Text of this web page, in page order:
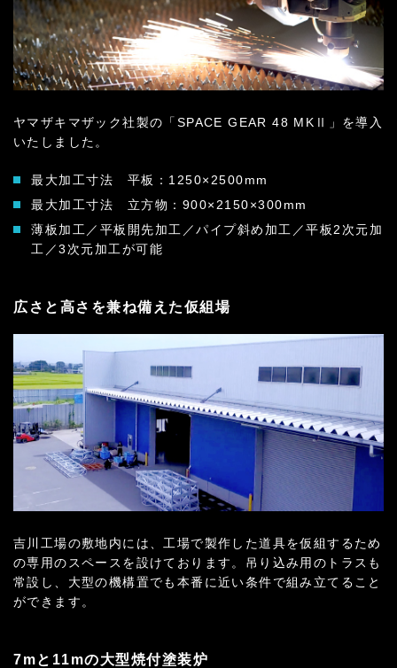
ヤマザキマザック社製の「SPACE GEAR 48 MKⅡ」を導入
いたしました。
最大加工寸法 平板：1250×2500mm
最大加工寸法 立方物：900×2150×300mm
薄板加工／平板開先加工／パイプ斜め加工／平板2次元加
工／3次元加工が可能
広さと高さを兼ね備えた仮組場
吉川工場の敷地内には、工場で製作した道具を仮組するため
の専用のスペースを設けております。吊り込み用のトラスも
常設し、大型の機構置でも本番に近い条件で組み立てること
ができます。
7mと11mの大型焼付塗装炉